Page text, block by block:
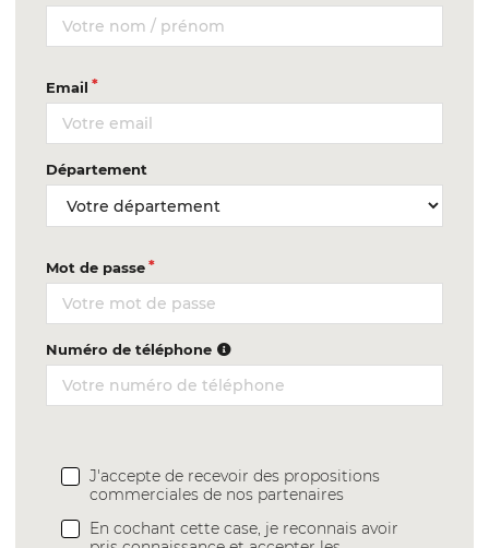
Email
Département
Mot de passe
Numéro de téléphone
J'accepte de recevoir des propositions
commerciales de nos partenaires
En cochant cette case, je reconnais avoir